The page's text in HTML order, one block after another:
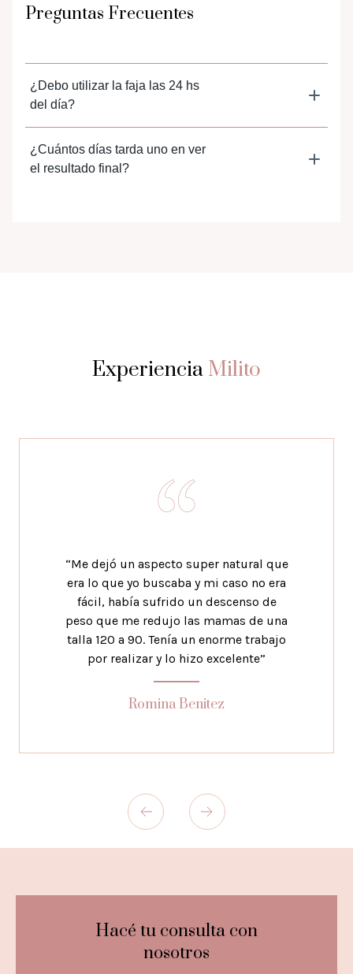
Preguntas Frecuentes
¿Debo utilizar la faja las 24 hs
del día?
¿Cuántos días tarda uno en ver
el resultado final?
Experiencia Milito
“Me dejó un aspecto super natural que
era lo que yo buscaba y mi caso no era
fácil, había sufrido un descenso de
peso que me redujo las mamas de una
talla 120 a 90. Tenía un enorme trabajo
por realizar y lo hizo excelente”
Romina Benitez
Hacé tu consulta con
nosotros